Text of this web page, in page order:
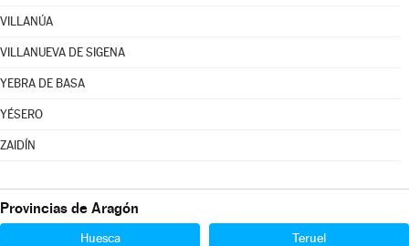
VILLANÚA
VILLANUEVA DE SIGENA
YEBRA DE BASA
YÉSERO
ZAIDÍN
Provincias de Aragón
Huesca Teruel